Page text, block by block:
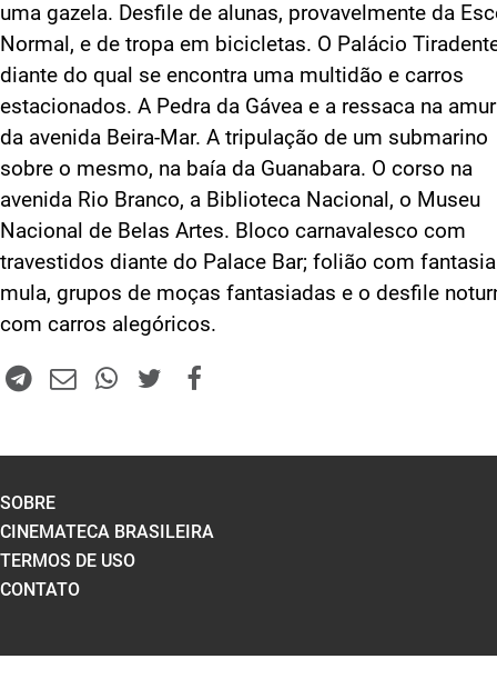
uma gazela. Desfile de alunas, provavelmente da
Normal, e de tropa em bicicletas. O Palácio
diante do qual se encontra uma multidão e carros
estacionados. A Pedra da Gávea e a ressaca na
da avenida Beira-Mar. A tripulação de um submarino
sobre o mesmo, na baía da Guanabara. O corso na
avenida Rio Branco, a Biblioteca Nacional, o Museu
Nacional de Belas Artes. Bloco carnavalesco com
travestidos diante do Palace Bar; folião com
mula, grupos de moças fantasiadas e o desfile
com carros alegóricos.
SOBRE
CINEMATECA BRASILEIRA
TERMOS DE USO
CONTATO